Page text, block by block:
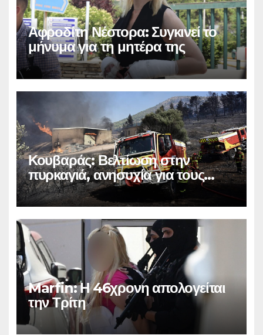
Αφροδίτη Νέστορα: Συγκινεί το
μήνυμα για τη μητέρα της
Κουβαράς: Βελτίωση στην
πυρκαγιά, ανησυχία για τους
ανέμους
Marfin: Η 46χρονη απολογείται
την Τρίτη